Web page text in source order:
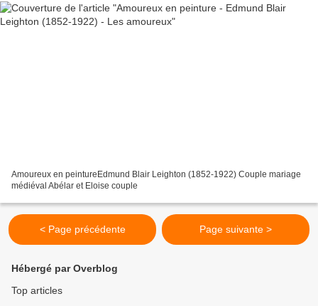
Amoureux en peintureEdmund Blair Leighton (1852-1922) Couple mariage
médiéval Abélar et Eloise couple
< Page précédente Page suivante >
Hébergé par Overblog
Top articles